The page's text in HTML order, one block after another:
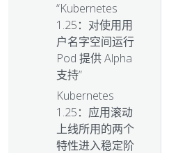
“Kubernetes
1.25：对使用用
户名字空间运行
Pod 提供 Alpha
支持”
Kubernetes
1.25：应用滚动
上线所用的两个
特性进入稳定阶